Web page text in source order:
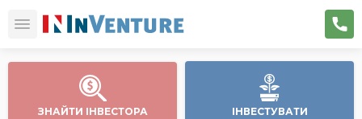
ЗНАЙТИ ІНВЕСТОРА ІНВЕСТУВАТИ